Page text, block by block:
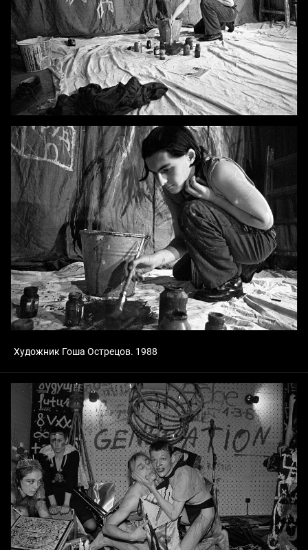
Художник Гоша Острецов. 1988